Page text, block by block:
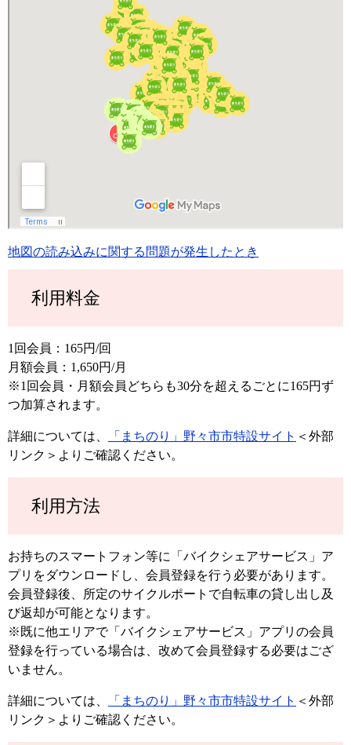
地図の読み込みに関する問題が発生したとき
利用料金
1回会員：165円/回
月額会員：1,650円/月
※1回会員・月額会員どちらも30分を超えるごとに165円ず
つ加算されます。
詳細については、 「まちのり」野々市市特設サイト ＜外部
リンク＞ よりご確認ください。
利用方法
お持ちのスマートフォン等に「バイクシェアサービス」ア
プリをダウンロードし、会員登録を行う必要があります。
会員登録後、所定のサイクルポートで自転車の貸し出し及
び返却が可能となります。
※既に他エリアで「バイクシェアサービス」アプリの会員
登録を行っている場合は、改めて会員登録する必要はござ
いません。
詳細については、 「まちのり」野々市市特設サイト ＜外部
リンク＞ よりご確認ください。